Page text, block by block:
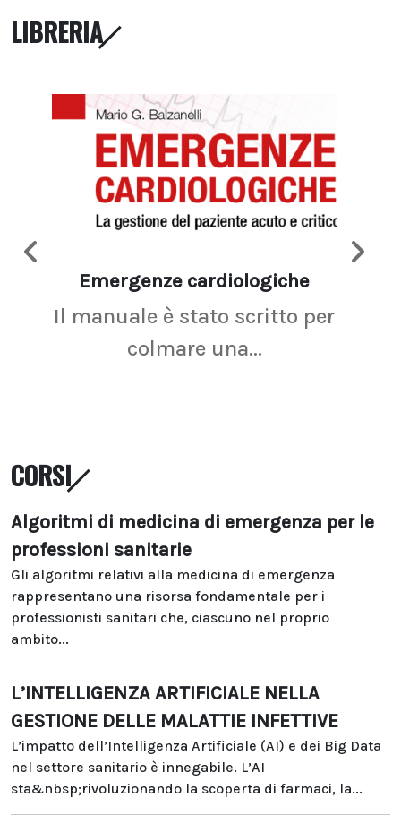
LIBRERIA
Emergenze cardiologiche
Il manuale è stato scritto per
colmare una...
CORSI
Algoritmi di medicina di emergenza per le
professioni sanitarie
Gli algoritmi relativi alla medicina di emergenza
rappresentano una risorsa fondamentale per i
professionisti sanitari che, ciascuno nel proprio
ambito...
L’INTELLIGENZA ARTIFICIALE NELLA
GESTIONE DELLE MALATTIE INFETTIVE
L’impatto dell’Intelligenza Artificiale (AI) e dei Big Data
nel settore sanitario è innegabile. L’AI
sta&nbsp;rivoluzionando la scoperta di farmaci, la...